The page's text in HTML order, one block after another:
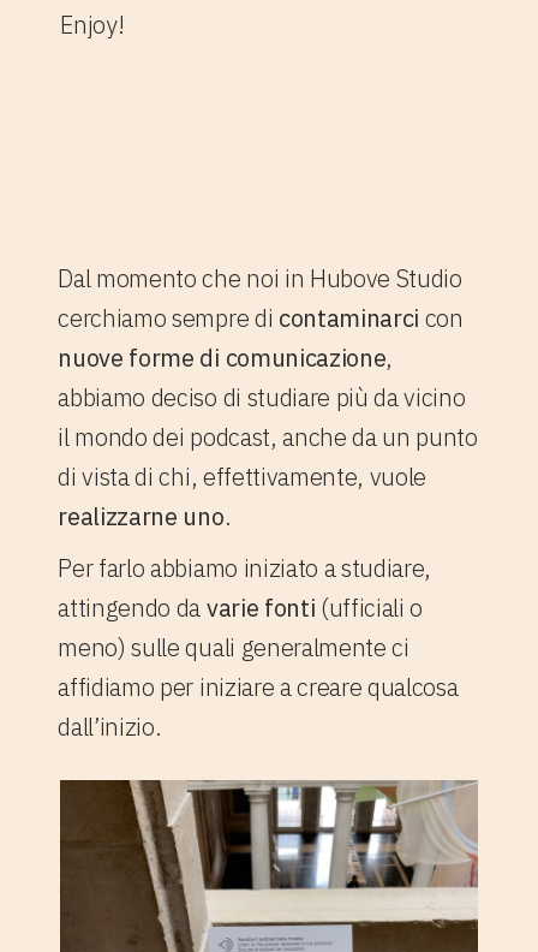
Enjoy!
Dal momento che noi in Hubove Studio
cerchiamo sempre di contaminarci con
nuove forme di comunicazione,
abbiamo deciso di studiare più da vicino
il mondo dei podcast, anche da un punto
di vista di chi, effettivamente, vuole
realizzarne uno.
Per farlo abbiamo iniziato a studiare,
attingendo davarie fonti (ufficiali o
meno) sulle quali generalmente ci
affidiamo per iniziare a creare qualcosa
dall’inizio.